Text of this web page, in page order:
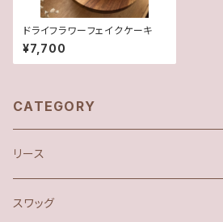
ドライフラワーフェイクケーキ
¥7,700
CATEGORY
リース
スワッグ